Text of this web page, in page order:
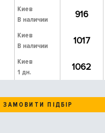
Киев
В наличии
916
Киев
В наличии
1017
Киев
1 дн.
1062
ЗАМОВИТИ ПІДБІР